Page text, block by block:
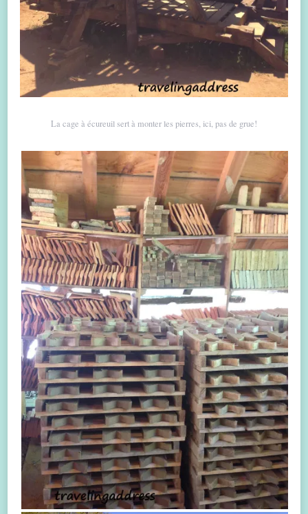
La cage à écureuil sert à monter les pierres, ici, pas de grue!